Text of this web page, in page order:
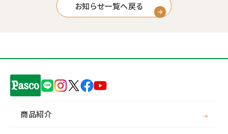
お知らせ一覧へ戻る
商品紹介